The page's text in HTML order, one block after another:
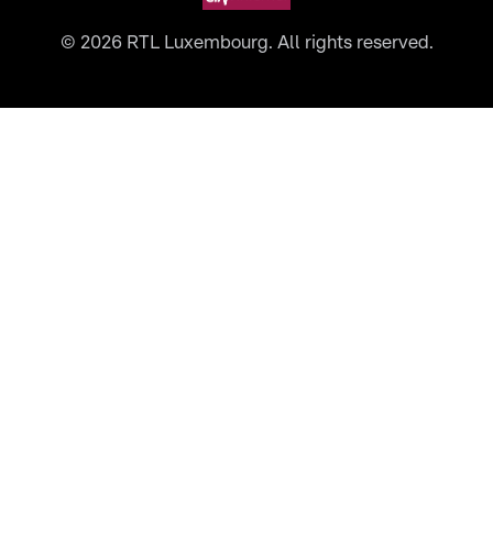
© 2026RTL Luxembourg. All rights reserved.